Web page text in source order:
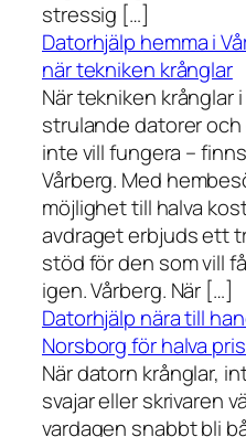
stressig […]
Datorhjälp hemma i
när tekniken krånglar
När tekniken krånglar
strulande datorer
inte vill fungera –
Vårberg. Med
möjlighet till halva
avdraget erbjuds ett
stöd för den som vill
igen. Vårberg. När […]
Datorhjälp nära till
Norsborg för halva
När datorn krånglar,
svajar eller skrivaren
vardagen snabbt bli